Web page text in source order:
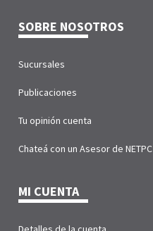
SOBRE NOSOTROS
Sucursales
Publicaciones
Tu opinión cuenta
Chateá con un Asesor de NETPC
MI CUENTA